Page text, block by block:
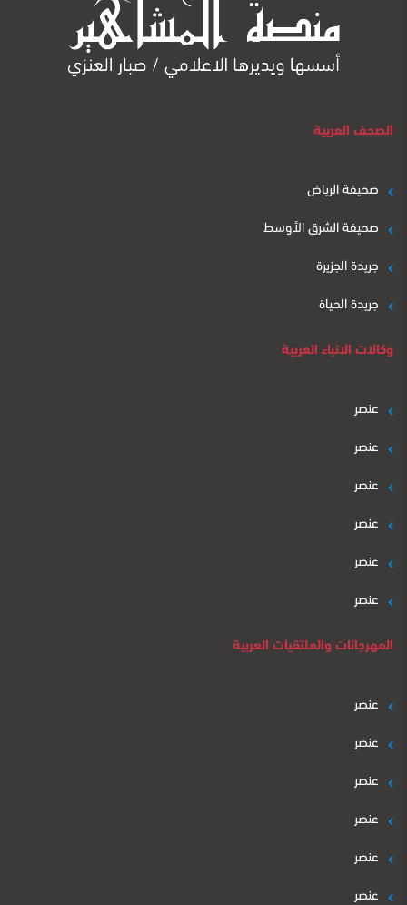
الصحف العربية
صحيفة الرياض
صحيفة الشرق الأوسط
جريدة الجزيرة
جريدة الحياة
وكالات الانباء العربية
عنصر
عنصر
عنصر
عنصر
عنصر
عنصر
المهرجانات والملتقيات العربية
عنصر
عنصر
عنصر
عنصر
عنصر
عنصر